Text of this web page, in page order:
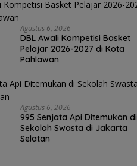
Agustus 6, 2026
DBL Awali Kompetisi Basket
Pelajar 2026-2027 di Kota
Pahlawan
Agustus 6, 2026
995 Senjata Api Ditemukan di
Sekolah Swasta di Jakarta
Selatan